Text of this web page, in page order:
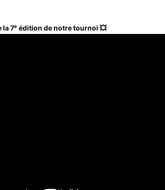
la 7ᵉ édition de notre tournoi 💥